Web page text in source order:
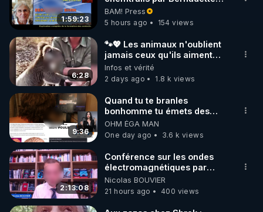
https://notretortureestreelle.com/dons-
bestofcomputer.html
Lien de ma cagnotte "Lyf Pay" (payable par CB
sans frais, la cagnotte étant anonyme, vos noms
https://tinyurl.com/cagnottefred
Vidéos de tous les autres Lives d'utilité publique de
https://tinyurl.com/grandreveil2024
1:59:23
Bihin
BAM! Press
5 hours ago
154 views
6:28
🐾💖 Les animaux n'oublient
jamais ceux qu'ils aiment…
🥹❤️
Infos et vérité
2 days ago
1.8 k views
9:36
Quand tu te branles
bonhomme tu émets des
ondes ils ont juste omis de
t'expliquer
OHM ÉGA MAN
One day ago
3.6 k views
2:13:08
Conférence sur les ondes
électromagnétiques par
Grégoire Caustru et Bart de
Wever !
Nicolas BOUVIER
21 hours ago
400 views